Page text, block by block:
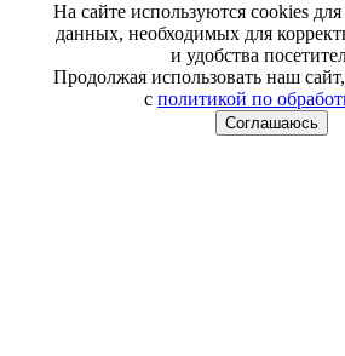
На сайте используются cookies
данных, необходимых для
и удобства
Продолжая использовать наш
с политикой по
Соглашаюсь